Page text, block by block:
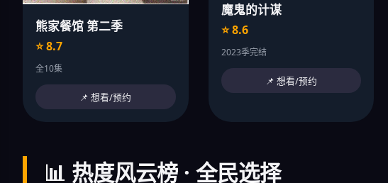
熊家餐馆 第二季
⭐ 8.7
全10集
📌 想看/预约
魔鬼的计谋
⭐ 8.6
2023季完结
📌 想看/预约
📊 热度风云榜 · 全民选择